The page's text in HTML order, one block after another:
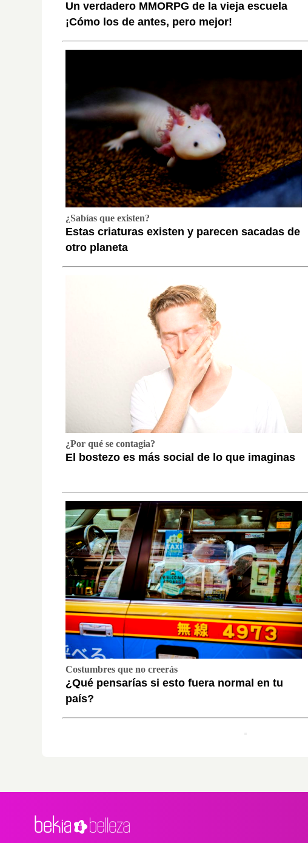
Un verdadero MMORPG de la vieja escuela
¡Cómo los de antes, pero mejor!
¿Sabías que existen?
Estas criaturas existen y parecen sacadas de
otro planeta
¿Por qué se contagia?
El bostezo es más social de lo que imaginas
Costumbres que no creerás
¿Qué pensarías si esto fuera normal en tu
país?